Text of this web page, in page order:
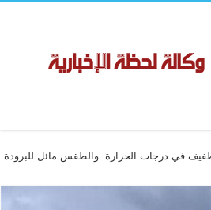
طفيف في درجات الحرارة..والطقس مائل للبرودة